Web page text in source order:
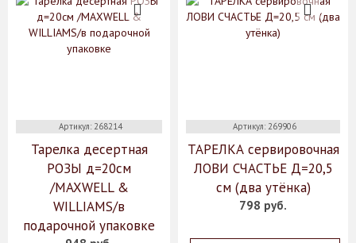
Артикул: 268214
Тарелка десертная
РОЗЫ д=20см
/MAXWELL &
WILLIAMS/в
подарочной упаковке
Артикул: 269906
ТАРЕЛКА сервировочная
ЛОВИ СЧАСТЬЕ Д=20,5
см (два утёнка)
798 руб.